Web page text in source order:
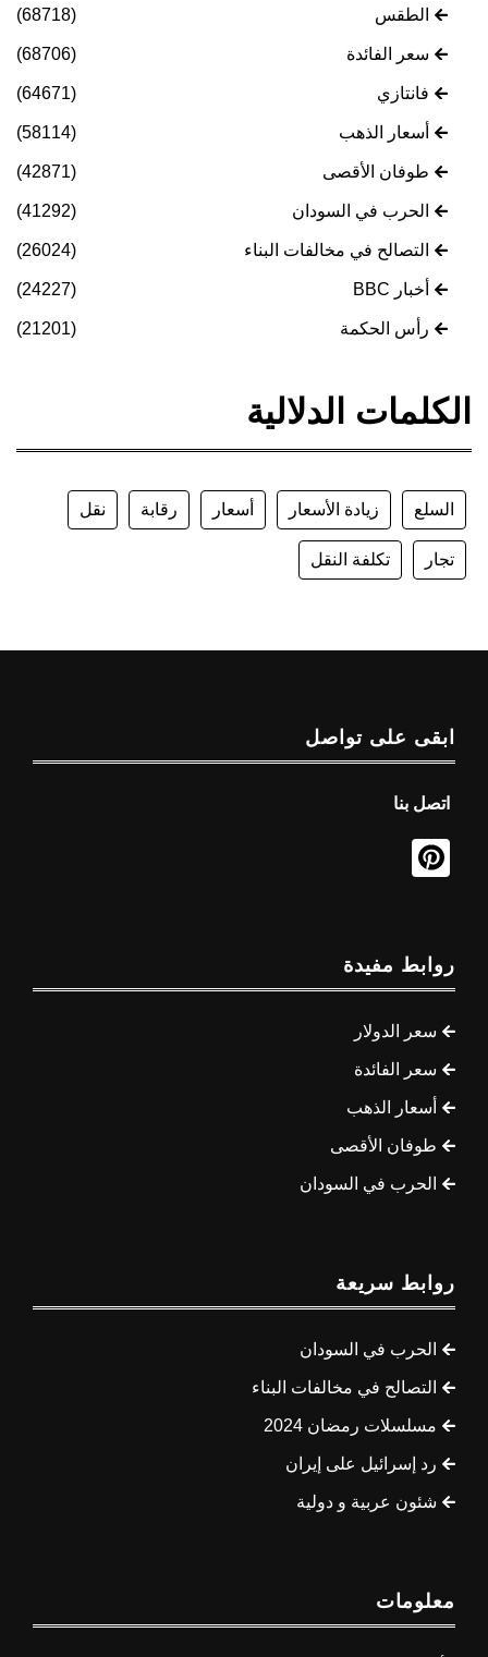
الطقس (68718)
سعر الفائدة (68706)
فانتازي (64671)
أسعار الذهب (58114)
طوفان الأقصى (42871)
الحرب في السودان (41292)
التصالح في مخالفات البناء (26024)
أخبار BBC (24227)
رأس الحكمة (21201)
الكلمات الدلالية
السلع زيادة الأسعار أسعار رقابة نقل
تجار تكلفة النقل
ابقى على تواصل
اتصل بنا
روابط مفيدة
سعر الدولار
سعر الفائدة
أسعار الذهب
طوفان الأقصى
الحرب في السودان
روابط سريعة
الحرب في السودان
التصالح في مخالفات البناء
مسلسلات رمضان 2024
رد إسرائيل على إيران
شئون عربية و دولية
معلومات